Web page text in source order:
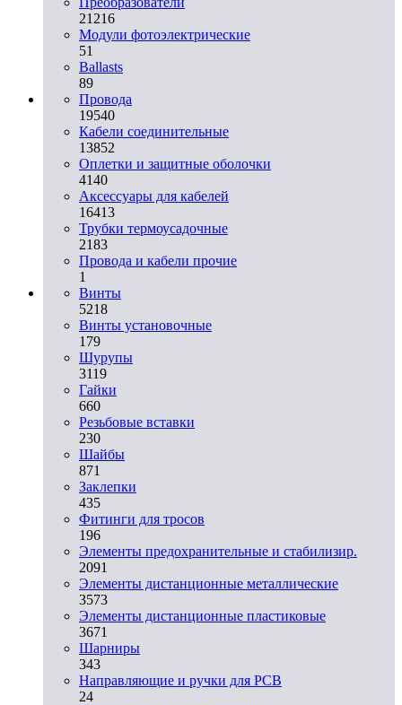
21216
Модули фотоэлектрические
51
Ballasts
89
Провода
19540
Кабели соединительные
13852
Оплетки и защитные оболочки
4140
Аксессуары для кабелей
16413
Трубки термоусадочные
2183
Провода и кабели прочие
1
Винты
5218
Винты установочные
179
Шурупы
3119
Гайки
660
Резьбовые вставки
230
Шайбы
871
Заклепки
435
Фитинги для тросов
196
Элементы предохранительные и стабилизир.
2091
Элементы дистанционные металлические
3573
Элементы дистанционные пластиковые
3671
Шарниры
343
Направляющие и ручки для PCB
24